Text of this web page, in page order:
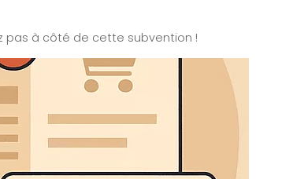
pas à côté de cette subvention !